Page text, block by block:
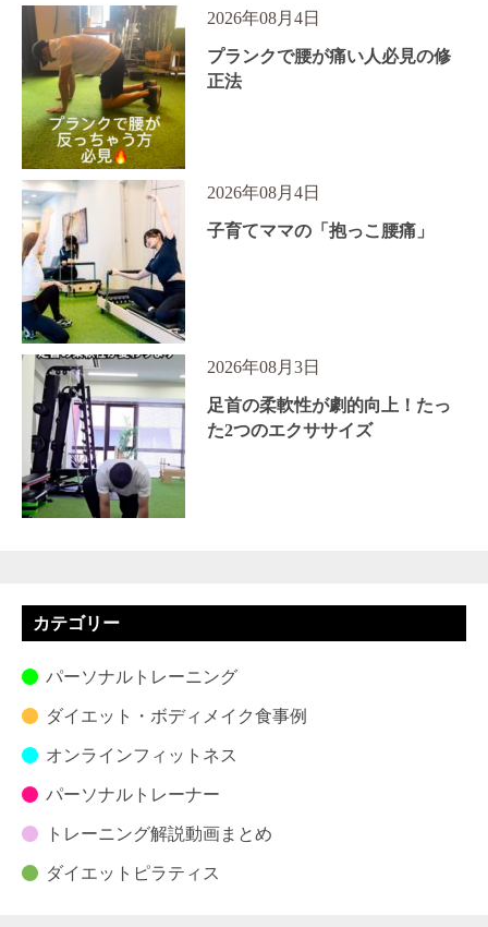
2026年08月4日
プランクで腰が痛い人必見の修
正法
2026年08月4日
子育てママの「抱っこ腰痛」
2026年08月3日
足首の柔軟性が劇的向上！たっ
た2つのエクササイズ
カテゴリー
パーソナルトレーニング
ダイエット・ボディメイク食事例
オンラインフィットネス
パーソナルトレーナー
トレーニング解説動画まとめ
ダイエットピラティス